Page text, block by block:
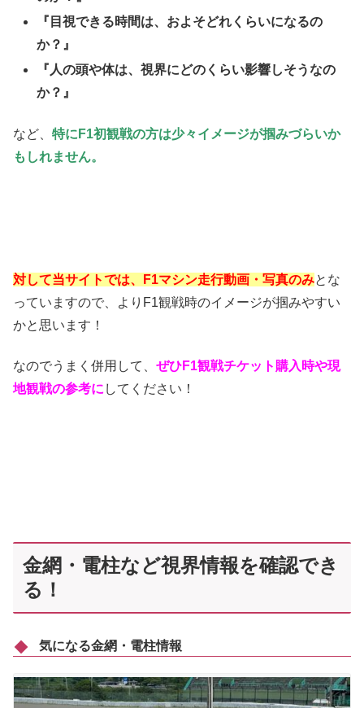
『目視できる時間は、およそどれくらいになるの
か？』
『人の頭や体は、視界にどのくらい影響しそうなの
か？』
など、 特にF1初観戦の方は少々イメージが掴みづらいか
もしれません。
対して当サイトでは、F1マシン走行動画・写真のみとな
っていますので、よりF1観戦時のイメージが掴みやすい
かと思います！
なのでうまく併用して、 ぜひF1観戦チケット購入時や現
地観戦の参考に してください！
金網・電柱など視界情報を確認でき
る！
気になる金網・電柱情報